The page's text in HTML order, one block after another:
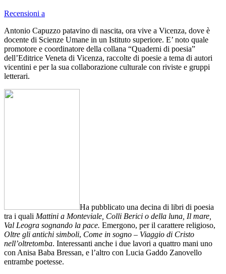
Recensioni a
Antonio Capuzzo patavino di nascita, ora vive a Vicenza, dove è
docente di Scienze Umane in un Istituto superiore. E’ noto quale
promotore e coordinatore della collana “Quaderni di poesia”
dell’Editrice Veneta di Vicenza, raccolte di poesie a tema di autori
vicentini e per la sua collaborazione culturale con riviste e gruppi
letterari.
Ha pubblicato una decina di libri di poesia
tra i quali Mattini a Monteviale, Colli Berici o della luna, Il mare,
Val Leogra sognando la pace. Emergono, per il carattere religioso,
Oltre gli antichi simboli, Come in sogno – Viaggio di Cristo
nell’oltretomba. Interessanti anche i due lavori a quattro mani uno
con Anisa Baba Bressan, e l’altro con Lucia Gaddo Zanovello
entrambe poetesse.